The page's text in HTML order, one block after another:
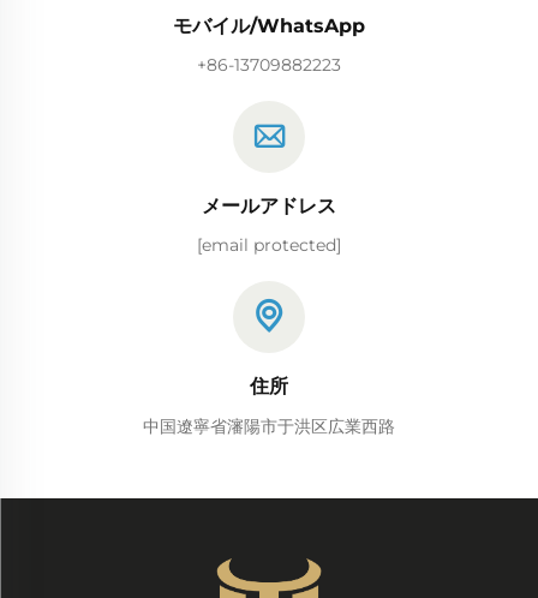
モバイル/WhatsApp
+86-13709882223
メールアドレス
[email protected]
住所
中国遼寧省瀋陽市于洪区広業西路